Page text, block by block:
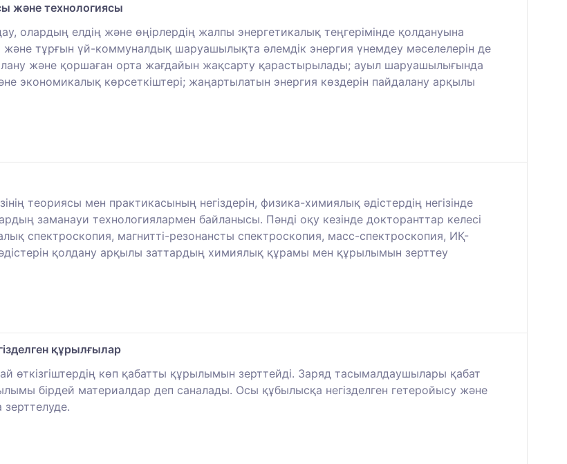
және технологиясы
олардың елдің және өңірлердің жалпы энергетикалық теңгерімінде қолдануына
тұрғын үй-коммуналдық шаруашылықта әлемдік энергия үнемдеу мәселелерін де
және қоршаған орта жағдайын жақсарту қарастырылады; ауыл шаруашылығында
экономикалық көрсеткіштері; жаңартылатын энергия көздерін пайдалану арқылы
теориясы мен практикасының негіздерін, физика-химиялық әдістердің негізінде
заманауи технологиялармен байланысы. Пәнді оқу кезінде докторанттар келесі
спектроскопия, магнитті-резонансты спектроскопия, масс-спектроскопия, ИҚ-
қолдану арқылы заттардың химиялық құрамы мен құрылымын зерттеу
құрылғылар
өткізгіштердің көп қабатты құрылымын зерттейді. Заряд тасымалдаушылары қабат
бірдей материалдар деп саналады. Осы құбылысқа негізделген гетеройысу және